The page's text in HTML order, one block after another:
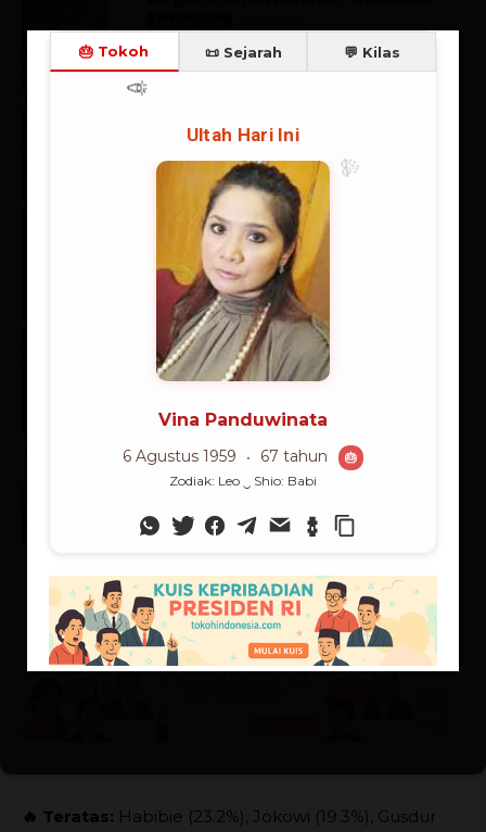
Kemenangan Eksistensial
Sepakbola
Berita 20/07/2026
Rangkuman Sintesis: Supranalar
Melangitkan Logika
Membumikan Iman
Supranalar 06/07/2026
Supranalar Melampaui Batas
Langit Logika
In Memoriam Ustad Abdul Halim:
Jembatan Emas yang Berpulang
15/06/2026
🔥 Teratas: Habibie (23.2%), Jokowi (19.3%), Gusdur